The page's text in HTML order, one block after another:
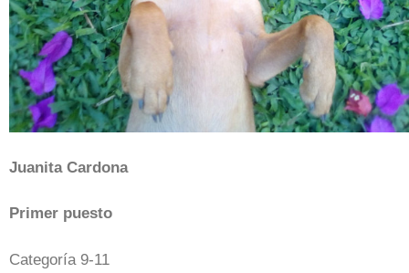
Juanita Cardona
Primer puesto
Categoría 9-11